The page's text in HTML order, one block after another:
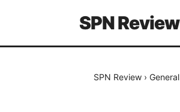
SPN Review
SPN Review › General